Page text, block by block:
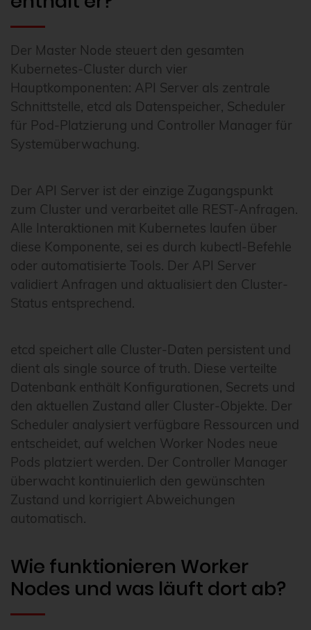
Der Master Node steuert den gesamten
Kubernetes-Cluster durch vier
Hauptkomponenten: API Server als zentrale
Schnittstelle, etcd als Datenspeicher, Scheduler
für Pod-Platzierung und Controller Manager für
Systemüberwachung.
Der API Server ist der einzige Zugangspunkt
zum Cluster und verarbeitet alle REST-Anfragen.
Alle Interaktionen mit Kubernetes laufen über
diese Komponente, sei es durch kubectl-Befehle
oder automatisierte Tools. Der API Server
validiert Anfragen und aktualisiert den Cluster-
Status entsprechend.
etcd speichert alle Cluster-Daten persistent und
dient als single source of truth. Diese verteilte
Datenbank enthält Konfigurationen, Secrets und
den aktuellen Zustand aller Cluster-Objekte. Der
Scheduler analysiert verfügbare Ressourcen und
entscheidet, auf welchen Worker Nodes neue
Pods platziert werden. Der Controller Manager
überwacht kontinuierlich den gewünschten
Zustand und korrigiert Abweichungen
automatisch.
Wie funktionieren Worker
Nodes und was läuft dort ab?